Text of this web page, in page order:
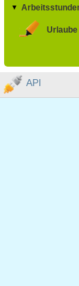
▼
Urlaube
API